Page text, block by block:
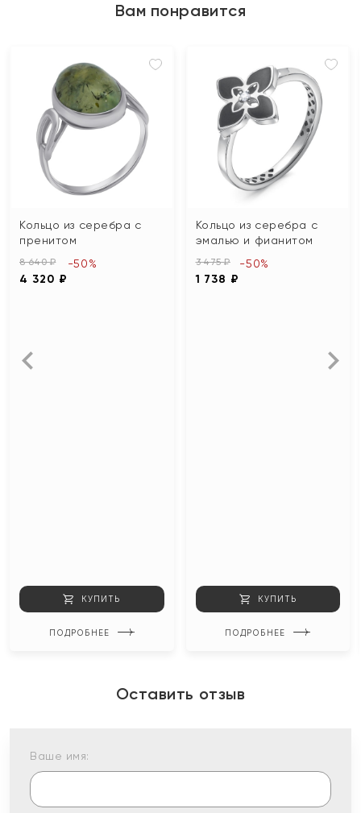
Вам понравится
Кольцо из серебра с
пренитом
8 640 ₽
4 320 ₽
-50%
КУПИТЬ
ПОДРОБНЕЕ
Кольцо из серебра с
эмалью и фианитом
3 475 ₽
1 738 ₽
-50%
КУПИТЬ
ПОДРОБНЕЕ
Оставить отзыв
Ваше имя: